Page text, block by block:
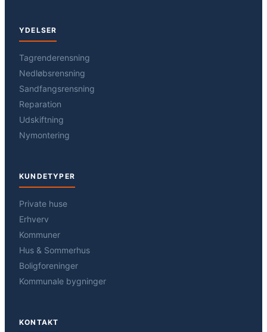
YDELSER
Tagrenderensning
Nedløbsrensning
Sandfangsrensning
Reparation
Udskiftning
Nymontering
KUNDETYPER
Private huse
Erhverv
Kommuner
Hus & Sommerhus
Boligforeninger
Kommunale bygninger
KONTAKT